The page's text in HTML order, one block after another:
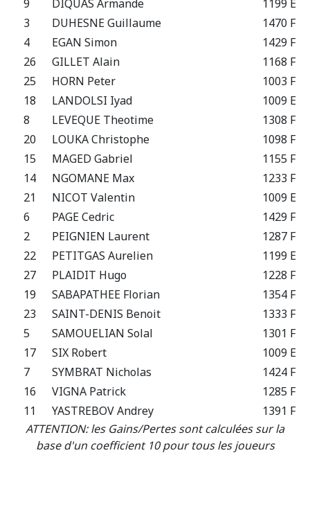
9 DIQUAS Armande
1199 E
3
DUHESNE Guillaume
1470 F
4
EGAN Simon
1429 F
26
GILLET Alain
1168 F
25
HORN Peter
1003 F
18
LANDOLSI Iyad
1009 E
8
LEVEQUE Theotime
1308 F
20
LOUKA Christophe
1098 F
15
MAGED Gabriel
1155 F
14
NGOMANE Max
1233 F
21
NICOT Valentin
1009 E
6
PAGE Cedric
1429 F
2
PEIGNIEN Laurent
1287 F
22
PETITGAS Aurelien
1199 E
27
PLAIDIT Hugo
1228 F
19
SABAPATHEE Florian
1354 F
23
SAINT-DENIS Benoit
1333 F
5
SAMOUELIAN Solal
1301 F
17
SIX Robert
1009 E
7
SYMBRAT Nicholas
1424 F
16
VIGNA Patrick
1285 F
11
YASTREBOV Andrey
1391 F
ATTENTION: les Gains/Pertes sont calculées sur la
base d'un coefficient 10 pour tous les joueurs